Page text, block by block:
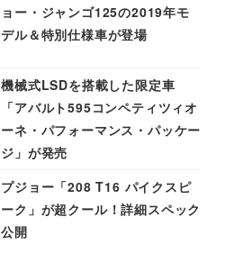
ョー・ジャンゴ125の2019年モ
デル＆特別仕様車が登場
機械式LSDを搭載した限定車
「アバルト595コンペティツィオ
ーネ・パフォーマンス・パッケー
ジ」が発売
プジョー「208 T16 パイクスピ
ーク」が超クール！詳細スペック
公開